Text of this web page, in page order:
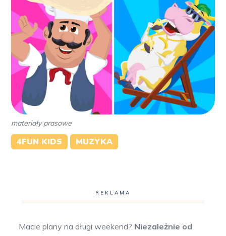
materiały prasowe
4FUN KIDS MUZYKA
REKLAMA
Macie plany na długi weekend? Niezależnie od